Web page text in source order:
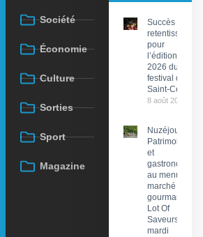
Société
Économie
Culture
Sorties
Sport
Magazine
Succès
retentissant
pour
l’édition
2026 du
festival de
Saint-Céré
8 août 2026
Nuzéjouls :
Patrimoine
et
gastronomie
au menu du
marché
gourmand
Lot Of
Saveurs ce
mardi